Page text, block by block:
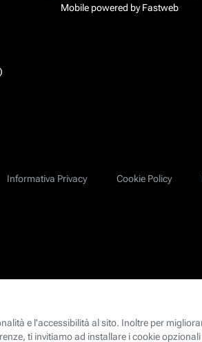
Mobile powered by Fastweb
Informativa Privacy
Cookie Policy